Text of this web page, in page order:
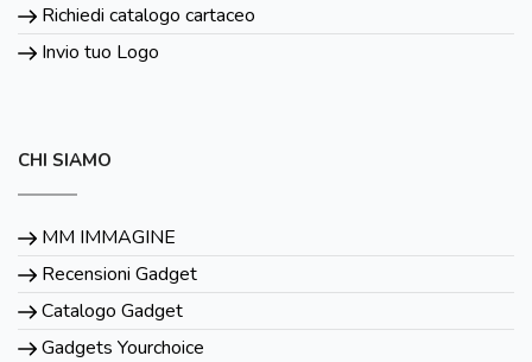
Richiedi catalogo cartaceo
Invio tuo Logo
CHI SIAMO
MM IMMAGINE
Recensioni Gadget
Catalogo Gadget
Gadgets Yourchoice